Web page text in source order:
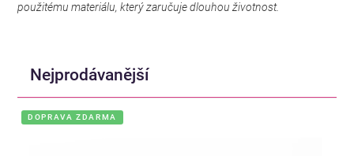
použitému materiálu, který zaručuje dlouhou životnost.
Nejprodávanější
DOPRAVA ZDARMA